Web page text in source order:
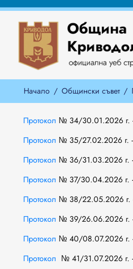
Начало Общински съвет
Протокол № 34/30.01.2026 г.
Протокол № 35/27.02.2026 г.
Протокол № 36/31.03.2026 г.
Протокол № 37/30.04.2026 г.
Протокол № 38/22.05.2026 г.
Протокол № 39/26.06.2026 г.
Протокол № 40/08.07.2026 г. -
Протокол № 41/31.07.2026 г.